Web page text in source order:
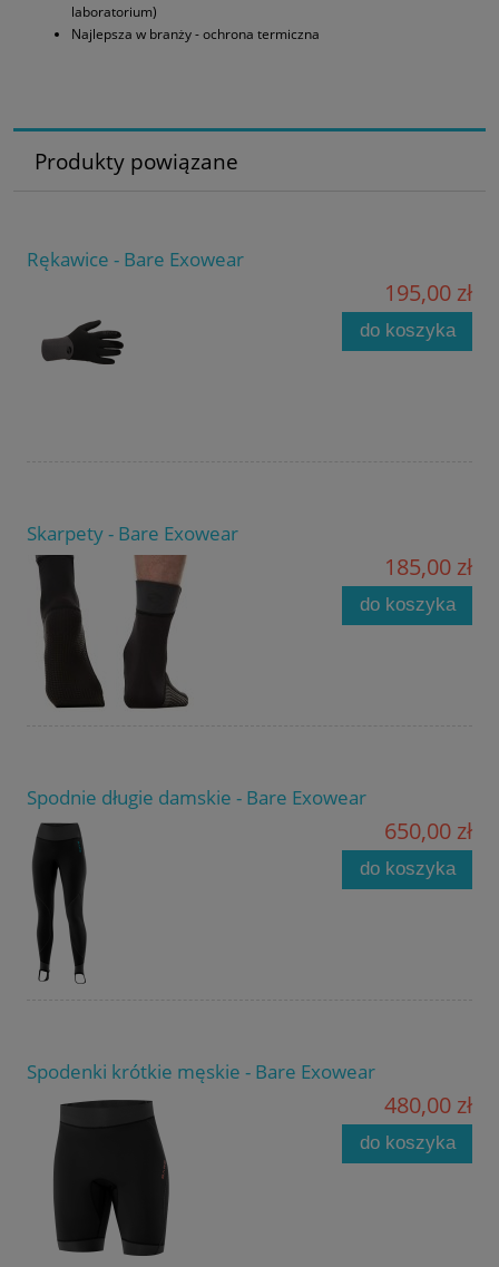
laboratorium)
Najlepsza w branży - ochrona termiczna
Produkty powiązane
Rękawice - Bare Exowear
195,00 zł
do koszyka
Skarpety - Bare Exowear
185,00 zł
do koszyka
Spodnie długie damskie - Bare Exowear
650,00 zł
do koszyka
Spodenki krótkie męskie - Bare Exowear
480,00 zł
do koszyka